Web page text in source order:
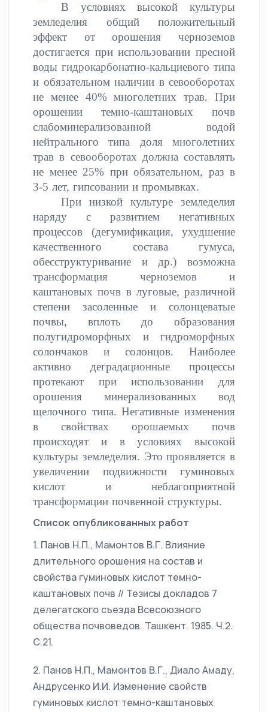
В условиях высокой культуры
земледелия общий положительный
эффект от орошения черноземов
достигается при использовании пресной
воды гидрокарбонатно-кальциевого типа
и обязательном наличии в севооборотах
не менее 40% многолетних трав. При
орошении темно-каштановых почв
слабоминерализованной водой
нейтрального типа доля многолетних
трав в севооборотах должна составлять
не менее 25% при обязательном, раз в
3-5 лет, гипсовании и промывках.
При низкой культуре земледелия
наряду с развитием негативных
процессов (дегумификация, ухудшение
качественного состава гумуса,
обесструктуривание и др.) возможна
трансформация черноземов и
каштановых почв в луговые, различной
степени засоленные и солонцеватые
почвы, вплоть до образования
полугидроморфных и гидроморфных
солончаков и солонцов. Наиболее
активно деградационные процессы
протекают при использовании для
орошения минерализованных вод
щелочного типа. Негативные изменения
в свойствах орошаемых почв
происходят и в условиях высокой
культуры земледелия. Это проявляется в
увеличении подвижности гуминовых
кислот и неблагоприятной
трансформации почвенной структуры.
Список опубликованных работ
1. Панов Н.П., Мамонтов В.Г. Влияние
длительного орошения на состав и
свойства гуминовых кислот темно-
каштановых почв // Тезисы докладов 7
делегатского съезда Всесоюзного
общества почвоведов. Ташкент. 1985. Ч.2.
С.21.
2. Панов Н.П., Мамонтов В.Г., Диало Амаду,
Андрусенко И.И. Изменение свойств
гуминовых кислот темно-каштановых